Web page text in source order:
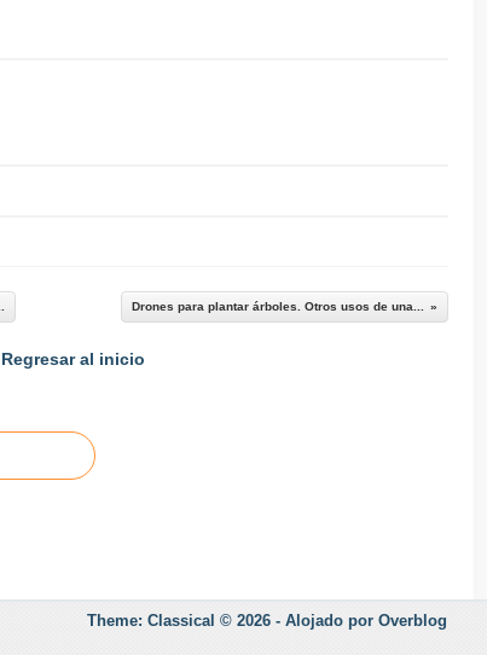
Drones para plantar árboles. Otros usos de una...
Regresar al inicio
Theme: Classical © 2026 - Alojado por Overblog